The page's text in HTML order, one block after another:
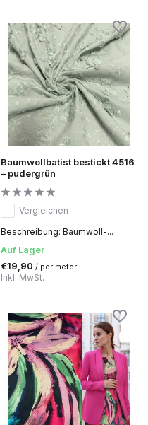
Baumwollbatist bestickt 4516
– pudergrün
Vergleichen
Beschreibung: Baumwoll-...
Auf Lager
€19,90 / per meter
Inkl. MwSt.